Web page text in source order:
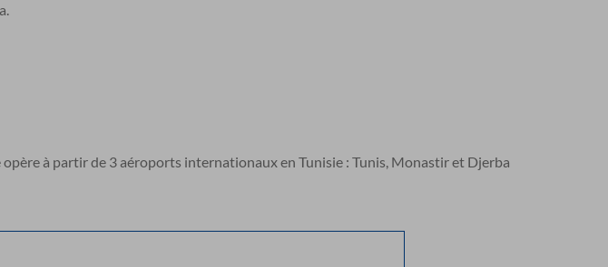
à partir de 3 aéroports internationaux en Tunisie : Tunis, Monastir et Djerba